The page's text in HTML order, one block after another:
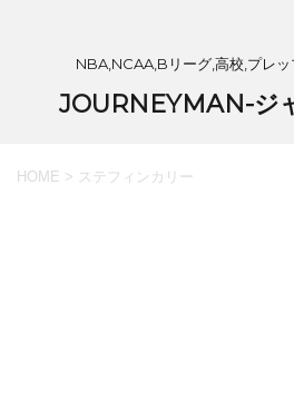
NBA,NCAA,Bリーグ,高校,プレ
JOURNEYMAN-ジ
HOME > ステフィンカリー